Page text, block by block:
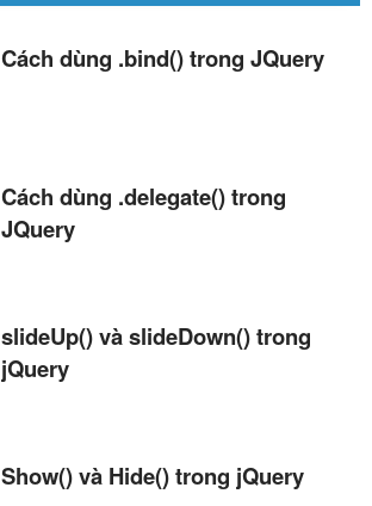
Cách dùng .bind() trong JQuery
Cách dùng .delegate() trong
JQuery
slideUp() và slideDown() trong
jQuery
Show() và Hide() trong jQuery